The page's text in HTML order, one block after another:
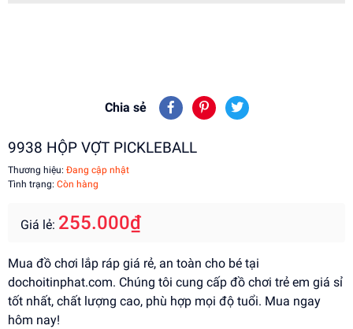
Chia sẻ
9938 HỘP VỢT PICKLEBALL
Thương hiệu: Đang cập nhật
Tình trạng: Còn hàng
Giá lẻ: 255.000₫
Mua đồ chơi lắp ráp giá rẻ, an toàn cho bé tại
dochoitinphat.com. Chúng tôi cung cấp đồ chơi trẻ em giá sỉ
tốt nhất, chất lượng cao, phù hợp mọi độ tuổi. Mua ngay
hôm nay!